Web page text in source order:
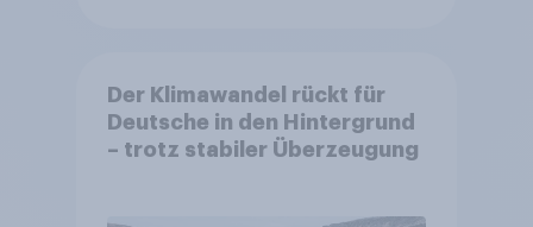
Der Klimawandel rückt für
Deutsche in den Hintergrund
– trotz stabiler Überzeugung